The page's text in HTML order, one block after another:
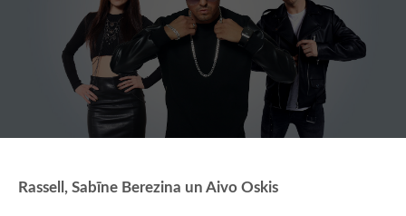
Rassell, Sabīne Berezina un Aivo Oskis